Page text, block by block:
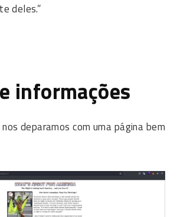
deles.”
informações
deparamos com uma página bem